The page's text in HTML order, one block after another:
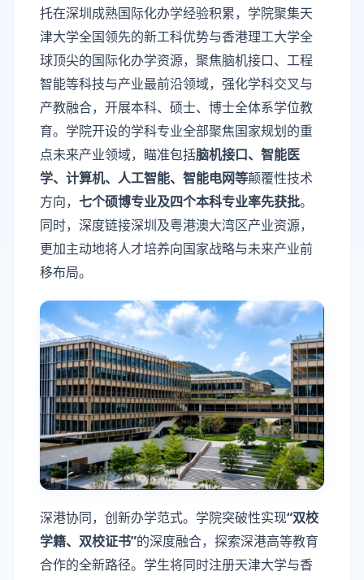
托在深圳成熟国际化办学经验积累，学院聚集天
津大学全国领先的新工科优势与香港理工大学全
球顶尖的国际化办学资源，聚焦脑机接口、工程
智能等科技与产业最前沿领域，强化学科交叉与
产教融合，开展本科、硕士、博士全体系学位教
育。学院开设的学科专业全部聚焦国家规划的重
点未来产业领域，瞄准包括脑机接口、 智能医
学、 计算机、人工智能、智能电网等颠覆性技术
方向， 七个硕博专业及四个本科专业率先获批。
同时，深度链接深圳及粤港澳大湾区产业资源，
更加主动地将人才培养向国家战略与未来产业前
移布局。
深港协同，创新办学范式。学院突破性实现“双校
学籍、双校证书”的深度融合，探索深港高等教育
合作的全新路径。学生将同时注册天津大学与香